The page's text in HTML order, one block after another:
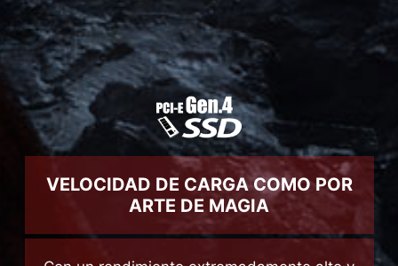
lectura/escritura en memoria DDR5.
VELOCIDAD DE CARGA COMO POR